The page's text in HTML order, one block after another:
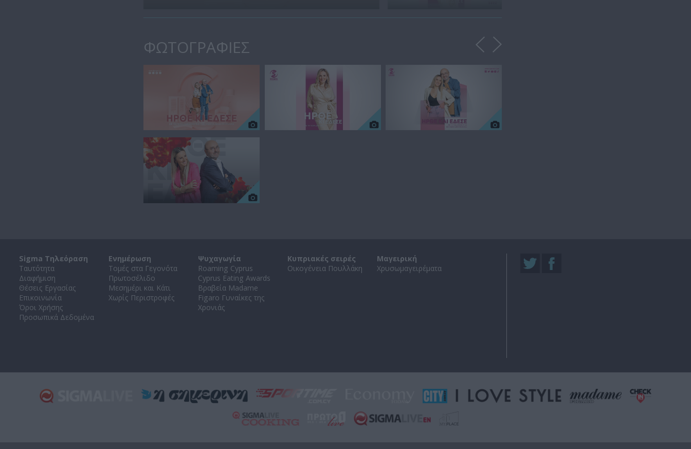
ΦΩΤΟΓΡΑΦΙΕΣ
Sigma Τηλεόραση
Ταυτότητα
Διαφήμιση
Θέσεις Εργασίας
Επικοινωνία
Όροι Χρήσης
Προσωπικά Δεδομένα
Ενημέρωση
Τομές στα Γεγονότα
Πρωτοσέλιδο
Μεσημέρι και Κάτι
Χωρίς Περιστροφές
Ψυχαγωγία
Roaming Cyprus
Cyprus Eating Awards
Βραβεία Madame
Figaro Γυναίκες της
Χρονιάς
Κυπριακές σειρές
Οικογένεια Πουλλάκη
Μαγειρική
Χρυσωμαγειρέματα